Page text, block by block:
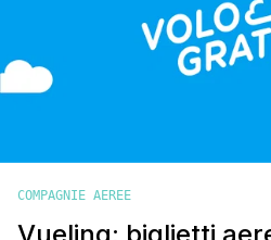
COMPAGNIE AEREE